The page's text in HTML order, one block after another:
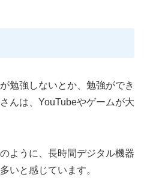
勉強しないとか、勉強ができ
んは、YouTubeやゲームが大
ように、長時間デジタル機器
いと感じています。